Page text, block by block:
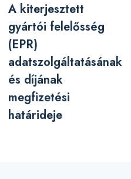
A kiterjesztett
gyártói felelősség
(EPR)
adatszolgáltatásának
és díjának
megfizetési
határideje